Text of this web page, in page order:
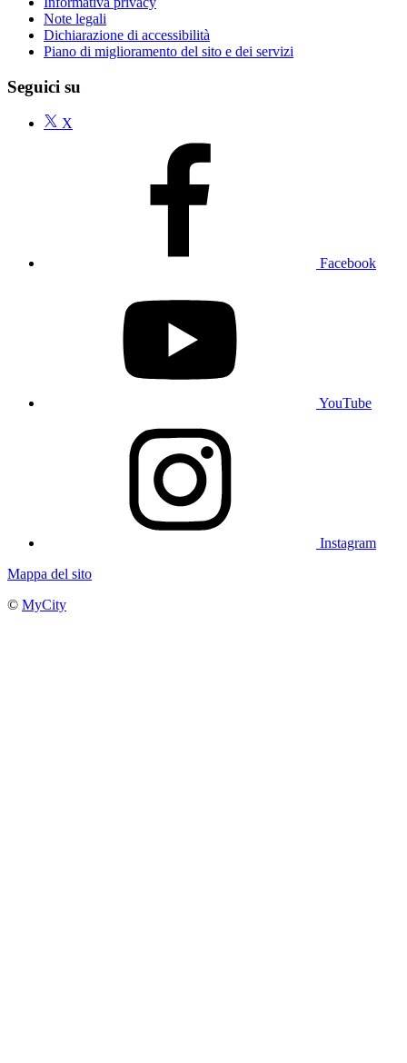
Note legali
Dichiarazione di accessibilità
Piano di miglioramento del sito e dei servizi
Seguici su
X
Facebook
YouTube
Instagram
Mappa del sito
© MyCity